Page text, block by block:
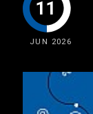
11
JUN 2026